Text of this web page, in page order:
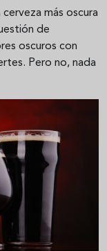
más oscura
de
oscuros con
Pero no, nada